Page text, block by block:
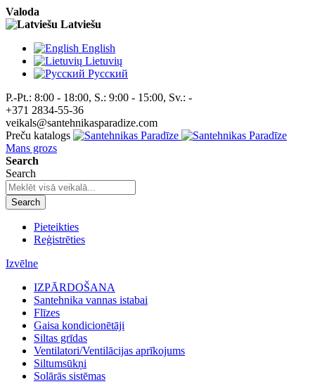
Valoda
Latviešu
English
Lietuvių
Pусский
P.-Pt.: 8:00 - 18:00, S.: 9:00 - 15:00, Sv.: -
+371 2834-55-36
veikals@santehnikasparadize.com
Preču katalogs
Mans grozs
Search
Search
Search
Pieteikties
Reģistrēties
Izvēlne
IZPĀRDOŠANA
Santehnika vannas istabai
Flīzes
Gaisa kondicionētāji
Siltas grīdas
Ventilatori/Ventilācijas aprīkojums
Siltumsūkņi
Solārās sistēmas